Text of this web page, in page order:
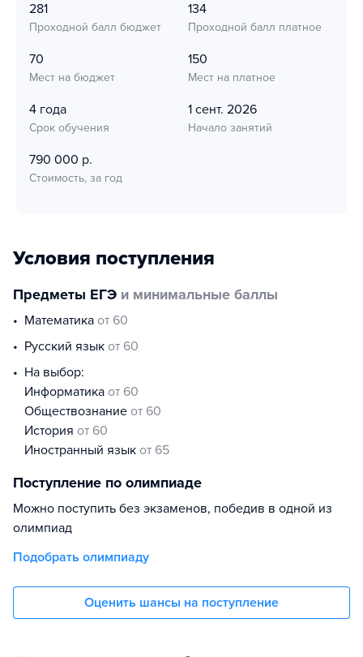
281
Проходной балл бюджет
134
Проходной балл платное
70
Мест на бюджет
150
Мест на платное
4 года
Срок обучения
1 сент. 2026
Начало занятий
790 000 р.
Стоимость, за год
Условия поступления
Предметы ЕГЭ и минимальные баллы
математика от 60
русский язык от 60
На выбор:
информатика от 60
обществознание от 60
история от 60
иностранный язык от 65
Поступление по олимпиаде
Можно поступить без экзаменов, победив в одной из
олимпиад
Подобрать олимпиаду
Оценить шансы на поступление